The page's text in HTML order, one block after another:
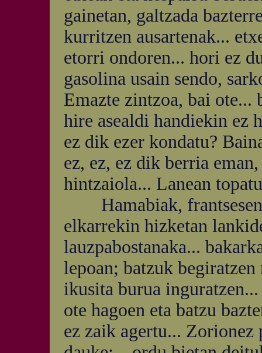
gainetan, galtzada
kurritzen ausartenak...
etorri ondoren... hori ez
gasolina usain sendo,
Emazte zintzoa, bai ote...
hire asealdi handiekin ez
ez dik ezer kondatu?
ez, ez, ez dik berria
hintzaiola... Lanean
Hamabiak, frantsesen
elkarrekin hizketan
lauzpabostanaka...
lepoan; batzuk
ikusita burua
ote hagoen eta batzu
ez zaik agertu...